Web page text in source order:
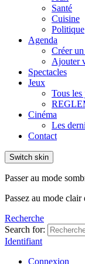
Santé
Cuisine
Politique
Agenda
Créer
Ajouter
Spectacles
Jeux
Tous les
Cinéma
Les
Contact
Switch skin
Passer au mode
Passez au mode
Recherche
Search for:
Identifiant
Connexion